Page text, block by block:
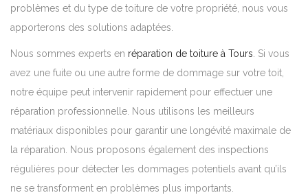
problèmes et du type de toiture de votre propriété, nous vous
apporterons des solutions adaptées.
Nous sommes experts en réparation de toiture à Tours . Si vous
avez une fuite ou une autre forme de dommage sur votre toit,
notre équipe peut intervenir rapidement pour effectuer une
réparation professionnelle. Nous utilisons les meilleurs
matériaux disponibles pour garantir une longévité maximale de
la réparation. Nous proposons également des inspections
régulières pour détecter les dommages potentiels avant qu’ils
ne se transforment en problèmes plus importants.